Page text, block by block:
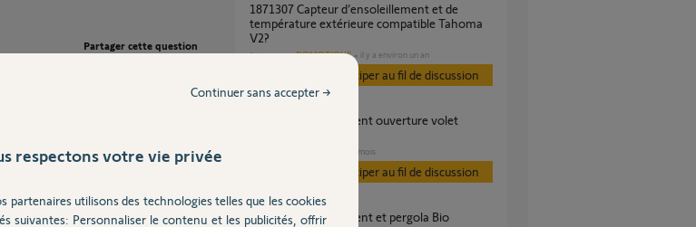
Partager cette question
prog) et ré-association.
1871307 Capteur d’ensoleillement et de
température extérieure compatible Tahoma
V2?
1réponse DOMOTIQUE il y a environ un an
Participer au fil de discussion
il y a 7 mois
Participer au fil de discussion
Capteur ensoleillement et pergola Bio
respectons votre vie privée
partenaires utilisons des technologies telles que les cookies
suivantes: Personnaliser le contenu et les publicités, offrir
Continuer sans accepter →